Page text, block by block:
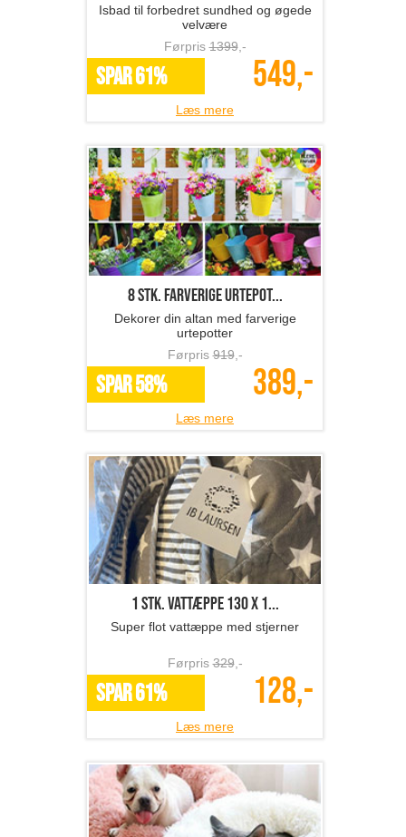
8 stk. farverige urtepot...
Dekorer din altan med farverige
Førpris919,-
SPAR 58% 389,-
Læs mere
1 stk. vattæppe 130 x 1...
Super flot vattæppe med stjerner
Førpris329,-
SPAR 61% 128,-
Læs mere
Donut seng til kæledyr
Dit kæledyr vil elske denne donut
Førpris549,-
*Flere varianter 219,-
Læs mere